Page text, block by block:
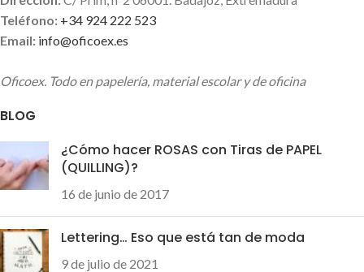
Teléfono: +34 924 222 523
Email: info@oficoex.es
Oficoex. Todo en papelería, material escolar y de oficina
BLOG
¿Cómo hacer ROSAS con Tiras de PAPEL
(QUILLING)?
16 de junio de 2017
Lettering… Eso que está tan de moda
9 de julio de 2021